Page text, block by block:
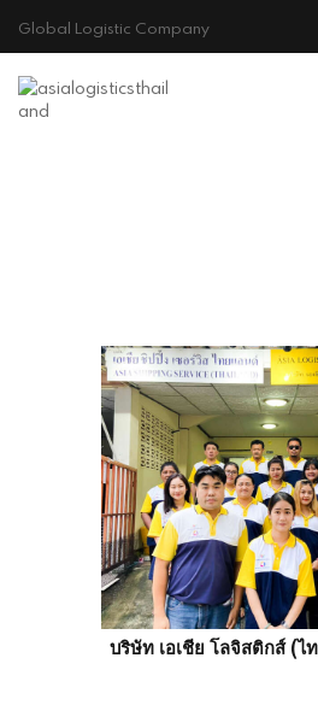
Global Logistic Company
บริษัท เอเชีย โลจิสติกส์ (